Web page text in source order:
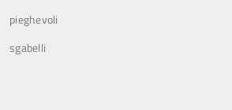
pieghevoli
sgabelli